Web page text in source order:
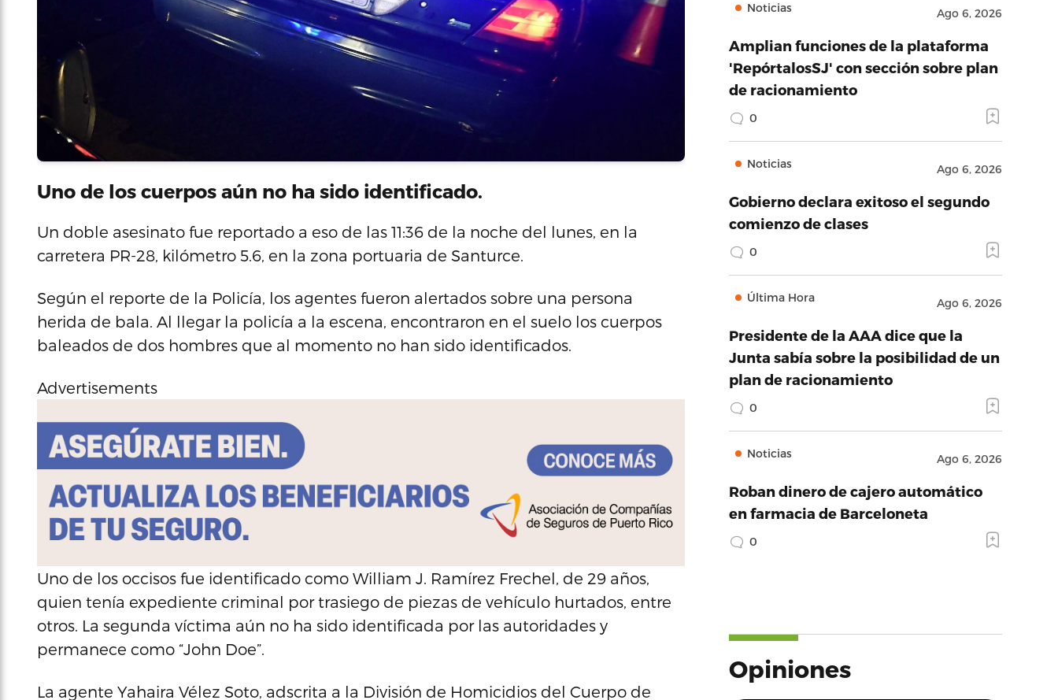
Uno de los cuerpos aún no ha sido identificado.
Un doble asesinato fue reportado a eso de las 11:36 de la noche del lunes, en la
carretera PR-28, kilómetro 5.6, en la zona portuaria de Santurce.
Según el reporte de la Policía, los agentes fueron alertados sobre una persona
herida de bala. Al llegar la policía a la escena, encontraron en el suelo los cuerpos
baleados de dos hombres que al momento no han sido identificados.
Advertisements
Uno de los occisos fue identificado como William J. Ramírez Frechel, de 29 años,
quien tenía expediente criminal por trasiego de piezas de vehículo hurtados, entre
otros. La segunda víctima aún no ha sido identificada por las autoridades y
permanece como “John Doe”.
La agente Yahaira Vélez Soto, adscrita a la División de Homicidios del Cuerpo de
Noticias Ago 6, 2026
Amplian funciones de la plataforma
'RepórtalosSJ' con sección sobre plan
de racionamiento
0
Noticias Ago 6, 2026
Gobierno declara exitoso el segundo
comienzo de clases
0
Última Hora Ago 6, 2026
Presidente de la AAA dice que la
Junta sabía sobre la posibilidad de un
plan de racionamiento
0
Noticias Ago 6, 2026
Roban dinero de cajero automático
en farmacia de Barceloneta
0
Opiniones